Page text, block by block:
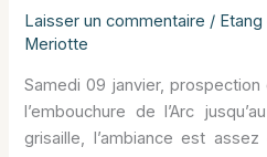
Laisser un commentaire /
Meriotte
Samedi 09 janvier,
l’embouchure de l’Arc
grisaille, l’ambiance est